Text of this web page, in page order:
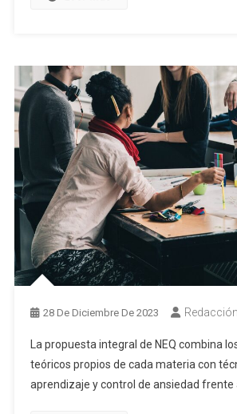
28 De Diciembre De 2023 Redacción
La propuesta integral de NEQ combina
teóricos propios de cada materia con
aprendizaje y control de ansiedad frente